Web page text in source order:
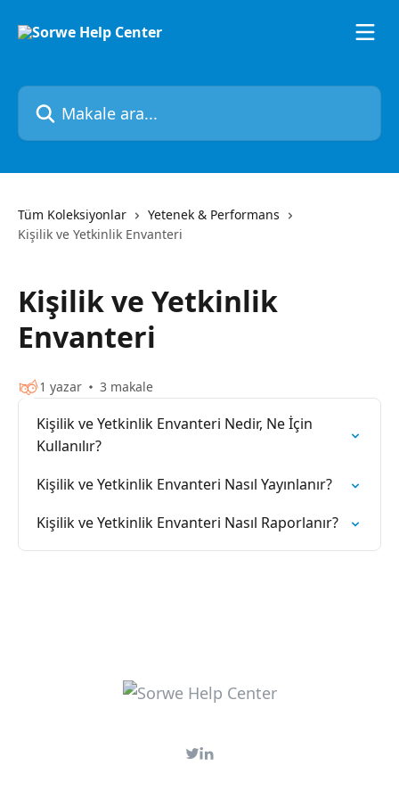
Makale ara...
Tüm Koleksiyonlar
Yetenek & Performans
Kişilik ve Yetkinlik Envanteri
Kişilik ve Yetkinlik
Envanteri
1 yazar 3 makale
Kişilik ve Yetkinlik Envanteri Nedir, Ne İçin
Kullanılır?
Kişilik ve Yetkinlik Envanteri Nasıl Yayınlanır?
Kişilik ve Yetkinlik Envanteri Nasıl Raporlanır?